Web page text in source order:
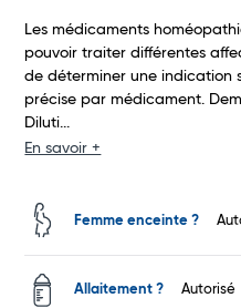
Les médicaments
pouvoir traiter différentes
de déterminer une indication
précise par médicament.
Diluti...
En savoir +
Femme enceinte ?
Allaitement ? Autorisé